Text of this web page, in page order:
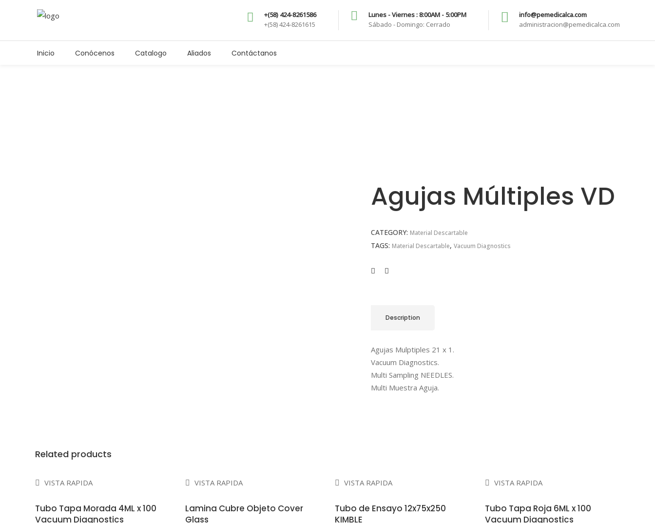
+(58) 424-8261586
+(58) 424-8261615
Lunes - Viernes : 8:00AM - 5:00PM
Sábado - Domingo: Cerrado
info@pemedicalca.com
administracion@pemedicalca.com
Inicio Conócenos Catalogo Aliados Contáctanos
Agujas Múltiples VD
CATEGORY: Material Descartable
TAGS: Material Descartable, Vacuum Diagnostics
Description
Agujas Mulptiples 21 x 1.
Vacuum Diagnostics.
Multi Sampling NEEDLES.
Multi Muestra Aguja.
Related products
VISTA RAPIDA
Tubo Tapa Morada 4ML x 100
Vacuum Diagnostics
VISTA RAPIDA
Lamina Cubre Objeto Cover
Glass
VISTA RAPIDA
Tubo de Ensayo 12x75x250
KIMBLE
VISTA RAPIDA
Tubo Tapa Roja 6ML x 100
Vacuum Diagnostics